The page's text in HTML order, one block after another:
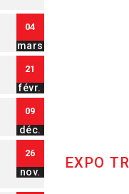
04
mars
21
févr.
09
déc.
26
nov.
EXPO